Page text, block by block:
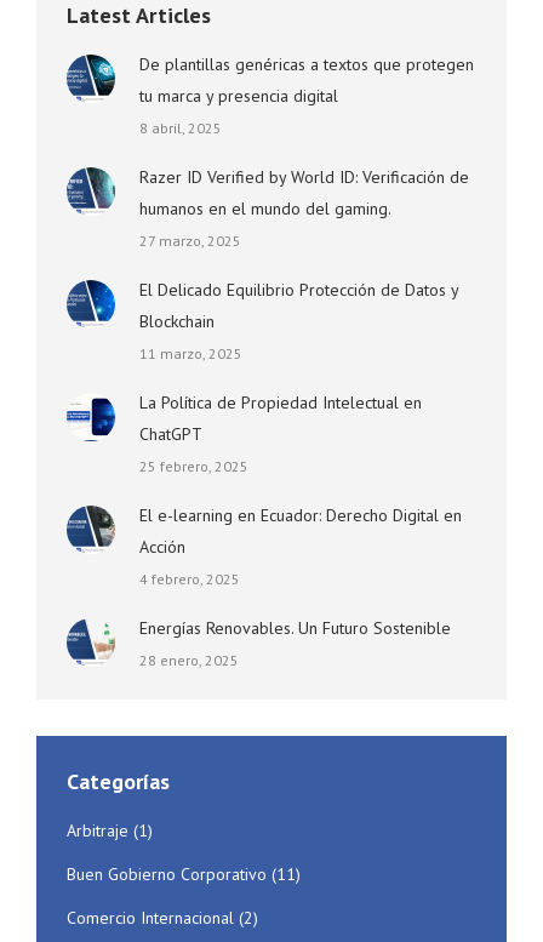
Latest Articles
De plantillas genéricas a textos que protegen
tu marca y presencia digital
8 abril, 2025
Razer ID Verified by World ID: Verificación de
humanos en el mundo del gaming.
27 marzo, 2025
El Delicado Equilibrio Protección de Datos y
Blockchain
11 marzo, 2025
La Política de Propiedad Intelectual en
ChatGPT
25 febrero, 2025
El e-learning en Ecuador: Derecho Digital en
Acción
4 febrero, 2025
Energías Renovables. Un Futuro Sostenible
28 enero, 2025
Categorías
Arbitraje (1)
Buen Gobierno Corporativo (11)
Comercio Internacional (2)